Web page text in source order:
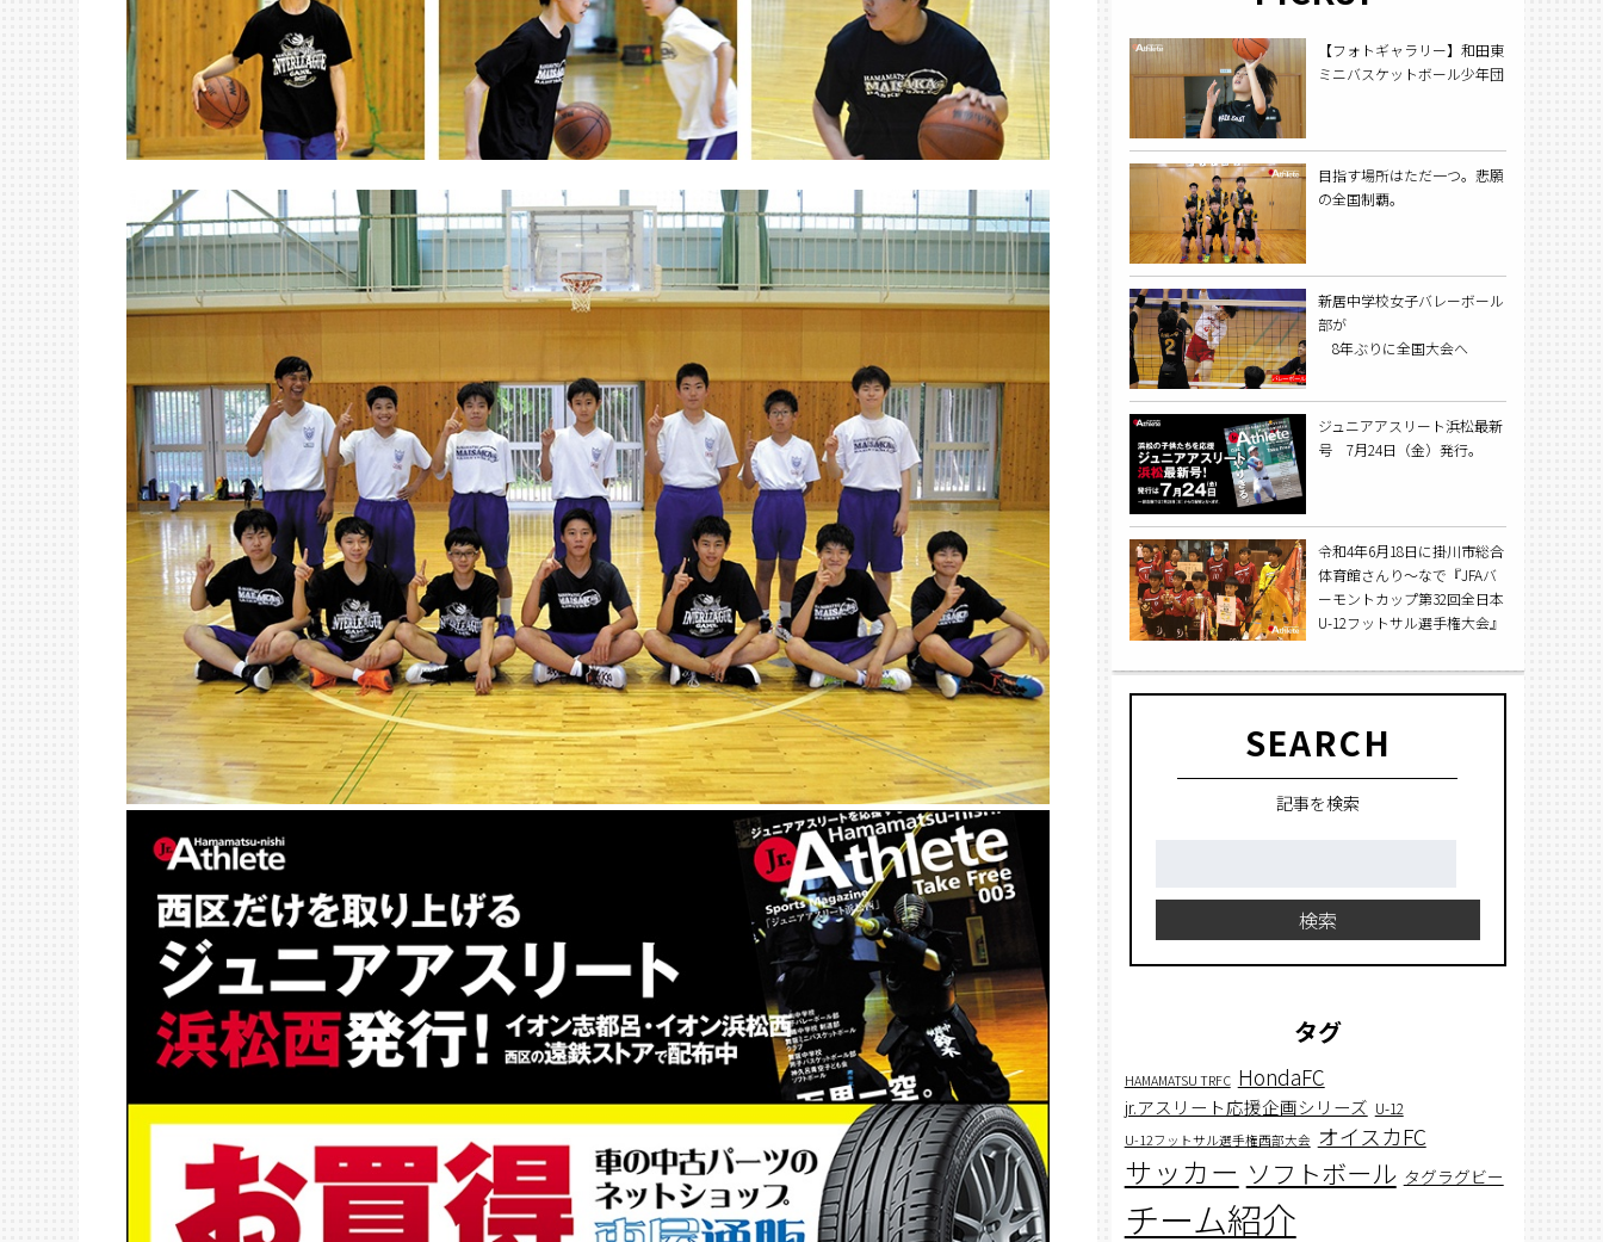
【フォトギャラリー】和田東
ミニバスケットボール少年団
目指す場所はただ一つ。悲願
の全国制覇。
新居中学校女子バレーボール
部が
8年ぶりに全国大会へ
ジュニアアスリート浜松最新
号 7月24日（金）発行。
令和4年6月18日に掛川市総合
体育館さんり～なで『JFAバ
ーモントカップ第32回全日本
U-12フットサル選手権大会』
王者のマリオフットサルスク
ールが今年も優勝を果たし
会の軌跡を追った。
SEARCH
記事を検索
検索
タグ
HAMAMATSU TRFC HondaFC
jr.アスリート応援企画シリーズ U-12
U-12フットサル選手権西部大会 オイスカFC
サッカー ソフトボール タグラグビー
チーム紹介